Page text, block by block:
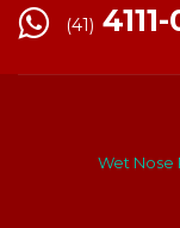
(41)
Wet Nose